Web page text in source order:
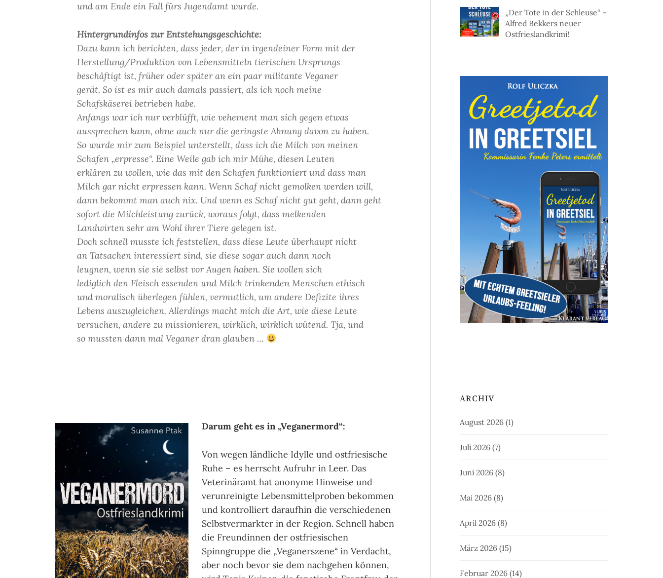
und am Ende ein Fall fürs Jugendamt wurde.
Hintergrundinfos zur Entstehungsgeschichte:
Dazu kann ich berichten, dass jeder, der in irgendeiner Form mit der
Herstellung/Produktion von Lebensmitteln tierischen Ursprungs
beschäftigt ist, früher oder später an ein paar militante Veganer
gerät. So ist es mir auch damals passiert, als ich noch meine
Schafskäserei betrieben habe.
Anfangs war ich nur verblüfft, wie vehement man sich gegen etwas
aussprechen kann, ohne auch nur die geringste Ahnung davon zu haben.
So wurde mir zum Beispiel unterstellt, dass ich die Milch von meinen
Schafen „erpresse“. Eine Weile gab ich mir Mühe, diesen Leuten
erklären zu wollen, wie das mit den Schafen funktioniert und dass man
Milch gar nicht erpressen kann. Wenn Schaf nicht gemolken werden will,
dann bekommt man auch nix. Und wenn es Schaf nicht gut geht, dann geht
sofort die Milchleistung zurück, woraus folgt, dass melkenden
Landwirten sehr am Wohl ihrer Tiere gelegen ist.
Doch schnell musste ich feststellen, dass diese Leute überhaupt nicht
an Tatsachen interessiert sind, sie diese sogar auch dann noch
leugnen, wenn sie sie selbst vor Augen haben. Sie wollen sich
lediglich den Fleisch essenden und Milch trinkenden Menschen ethisch
und moralisch überlegen fühlen, vermutlich, um andere Defizite ihres
Lebens auszugleichen. Allerdings macht mich die Art, wie diese Leute
versuchen, andere zu missionieren, wirklich, wirklich wütend. Tja, und
so mussten dann mal Veganer dran glauben …
Darum geht es in „Veganermord“:
Von wegen ländliche Idylle und ostfriesische
Ruhe – es herrscht Aufruhr in Leer. Das
Veterinäramt hat anonyme Hinweise und
verunreinigte Lebensmittelproben bekommen
und kontrolliert daraufhin die verschiedenen
Selbstvermarkter in der Region. Schnell haben
die Freundinnen der ostfriesischen
Spinngruppe die „Veganerszene“ in Verdacht,
aber noch bevor sie dem nachgehen können,
„Der Tote in der Schleuse“ –
Alfred Bekkers neuer
Ostfrieslandkrimi!
ARCHIV
August 2026 (1)
Juli 2026 (7)
Juni 2026 (8)
Mai 2026 (8)
April 2026 (8)
März 2026 (15)
Februar 2026 (14)